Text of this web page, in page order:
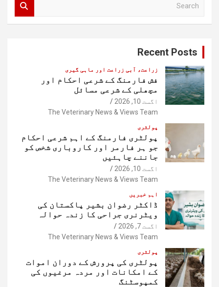
Recent Posts
زراعت، آبی زراعت اور ماہی گیری
فش فارمنگ کے شرعی احکام اور
مچھلی کے شرعی مسائل
اگست 10, 2026
The Veterinary News & Views Team
پولٹری
پولٹری فارمنگ کے اہم شرعی احکام
جو ہر فارمر اور کاروباری شخص کو
جاننے چاہئیں
اگست 10, 2026
The Veterinary News & Views Team
اہم خبریں
ڈاکٹر رضوان بشیر پاکستان کی
ویٹرنری جراحی کا زندہ حوالہ
اگست 7, 2026
The Veterinary News & Views Team
پولٹری
پولٹری کی پرورش کے دوران اموات
کے امکانات اور مردہ مرغیوں کی
کمپوسٹنگ